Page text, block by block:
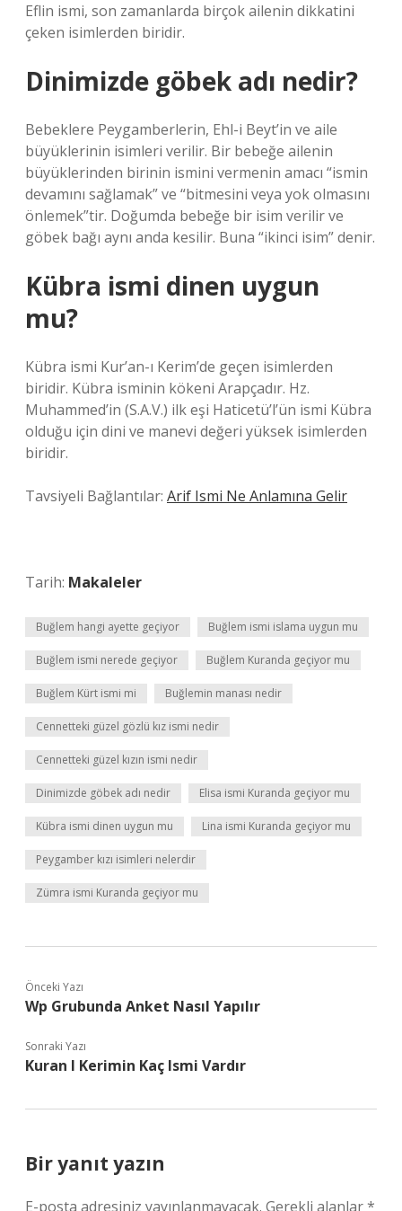
Eflin ismi, son zamanlarda birçok ailenin dikkatini
çeken isimlerden biridir.
Dinimizde göbek adı nedir?
Bebeklere Peygamberlerin, Ehl-i Beyt’in ve aile
büyüklerinin isimleri verilir. Bir bebeğe ailenin
büyüklerinden birinin ismini vermenin amacı “ismin
devamını sağlamak” ve “bitmesini veya yok olmasını
önlemek”tir. Doğumda bebeğe bir isim verilir ve
göbek bağı aynı anda kesilir. Buna “ikinci isim” denir.
Kübra ismi dinen uygun
mu?
Kübra ismi Kur’an-ı Kerim’de geçen isimlerden
biridir. Kübra isminin kökeni Arapçadır. Hz.
Muhammed’in (S.A.V.) ilk eşi Haticetü’l’ün ismi Kübra
olduğu için dini ve manevi değeri yüksek isimlerden
biridir.
Tavsiyeli Bağlantılar: Arif Ismi Ne Anlamına Gelir
Tarih: Makaleler
Buğlem hangi ayette geçiyor Buğlem ismi islama uygun mu
Buğlem ismi nerede geçiyor Buğlem Kuranda geçiyor mu
Buğlem Kürt ismi mi Buğlemin manası nedir
Cennetteki güzel gözlü kız ismi nedir
Cennetteki güzel kızın ismi nedir
Dinimizde göbek adı nedir Elisa ismi Kuranda geçiyor mu
Kübra ismi dinen uygun mu Lina ismi Kuranda geçiyor mu
Peygamber kızı isimleri nelerdir
Zümra ismi Kuranda geçiyor mu
Önceki Yazı
Wp Grubunda Anket Nasıl Yapılır
Sonraki Yazı
Kuran I Kerimin Kaç Ismi Vardır
Bir yanıt yazın
E-posta adresiniz yayınlanmayacak. Gerekli alanlar*